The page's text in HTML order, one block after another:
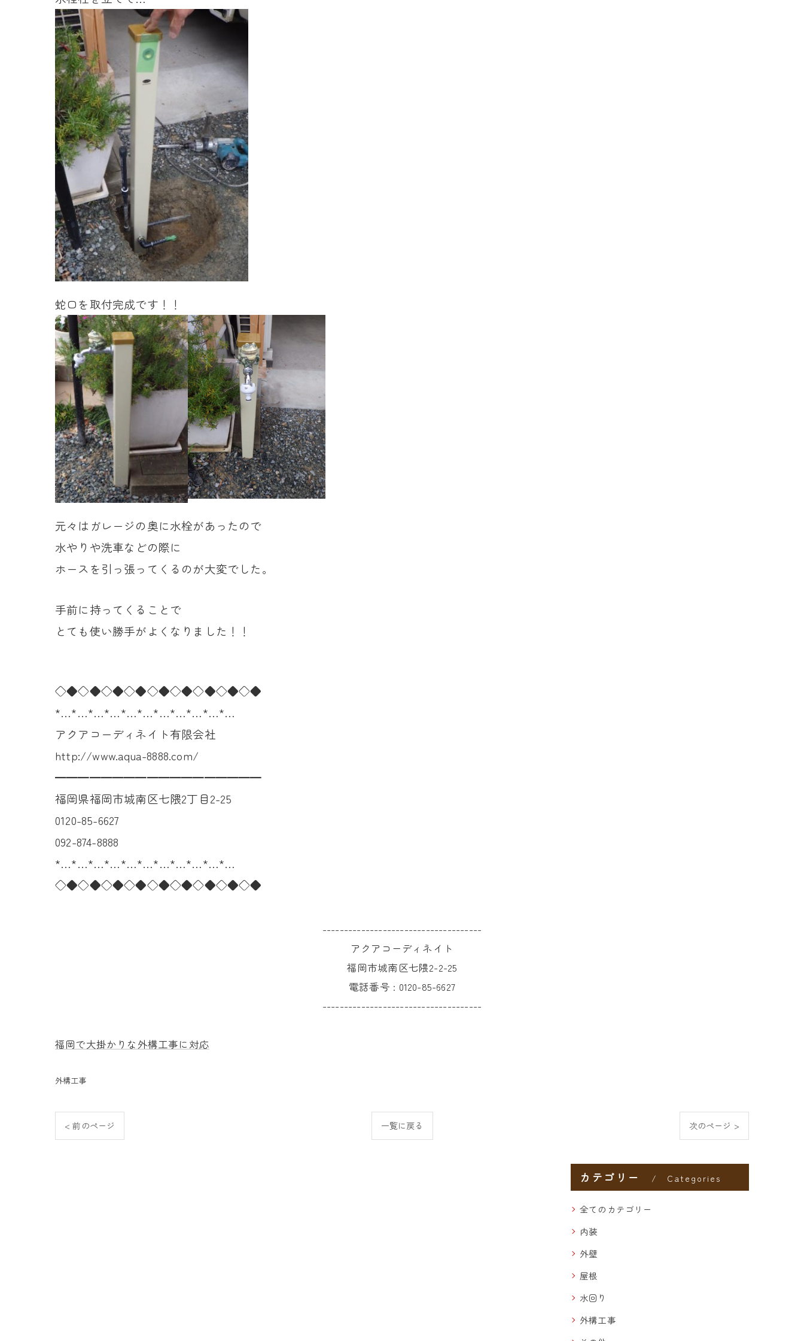
蛇口を取付完成です！！
元々はガレージの奥に水栓があったので
水やりや洗車などの際に
ホースを引っ張ってくるのが大変でした。
手前に持ってくることで
とても使い勝手がよくなりました！！
◇◆◇◆◇◆◇◆◇◆◇◆◇◆◇◆◇◆
*…*…*…*…*…*…*…*…*…*…*…
アクアコーディネイト有限会社
http://www.aqua-8888.com/
━━━━━━━━━━━━━━━━━━
福岡県福岡市城南区七隈2丁目2-25
0120-85-6627
092-874-8888
*…*…*…*…*…*…*…*…*…*…*…
◇◆◇◆◇◆◇◆◇◆◇◆◇◆◇◆◇◆
-------------------------------------
アクアコーディネイト
福岡市城南区七隈2-2-25
電話番号 : 0120-85-6627
-------------------------------------
福岡で大掛かりな外構工事に対応
外構工事
< 前のページ 一覧に戻る 次のページ >
カテゴリー Categories
全てのカテゴリー
内装
外壁
屋根
水回り
外構工事